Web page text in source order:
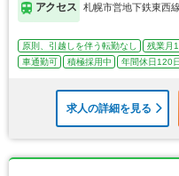
アクセス 札幌市営地下鉄東西
原則、引越しを伴う転勤なし 残業月
車通勤可
積極採用中 年間休日120
求人の詳細を見る